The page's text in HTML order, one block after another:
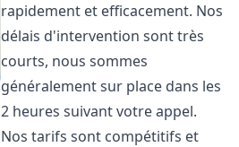
rapidement et efficacement. Nos
délais d'intervention sont très
courts, nous sommes
généralement sur place dans les
2 heures suivant votre appel.
Nos tarifs sont compétitifs et